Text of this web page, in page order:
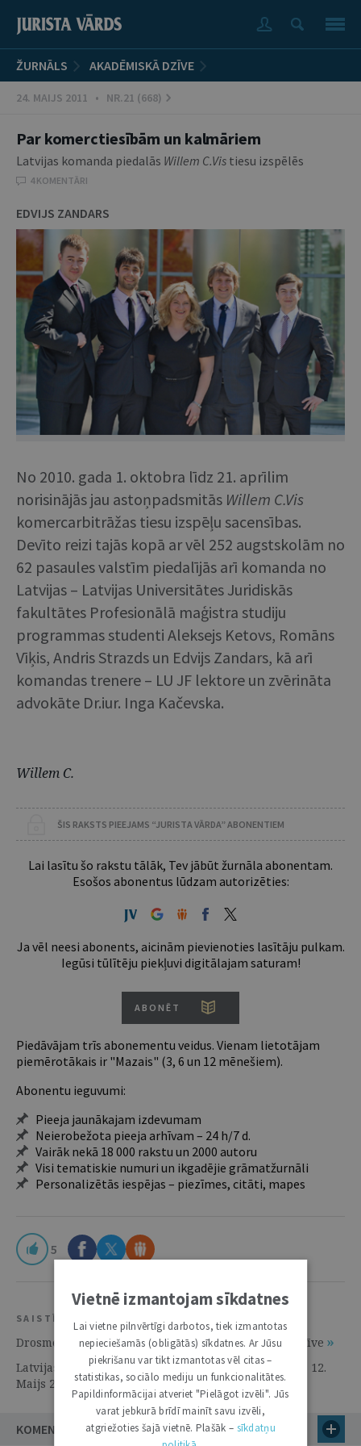
ŽURNĀLS AKADĒMISKĀ DZĪVE
24. MAIJS 2011 • NR.21 (668)
Par komerctiesībām un kalmāriem
Latvijas komanda piedalās Willem C.Vis tiesu izspēlēs
4 KOMENTĀRI
EDVIJS ZANDARS
No 2010. gada 1. oktobra līdz 21. aprīlim
norisinājās jau astoņpadsmitās Willem C.Vis
komercarbitrāžas tiesu izspēļu sacensības.
Devīto reizi tajās kopā ar vēl 252 augstskolām no
62 pasaules valstīm piedalījās arī komanda no
Latvijas – Latvijas Universitātes Juridiskās
fakultātes Profesionālā maģistra studiju
programmas studenti Aleksejs Ketovs, Romāns
Vīķis, Andris Strazds un Edvijs Zandars, kā arī
komandas trenere – LU JF lektore un zvērināta
advokāte Dr.iur. Inga Kačevska.
Willem C.
ŠIS RAKSTS PIEEJAMS “JURISTA VĀRDA” ABONENTIEM
Lai lasītu šo rakstu tālāk, Tev jābūt žurnāla abonentam.
Esošos abonentus lūdzam autorizēties:
Ja vēl neesi abonents, aicinām pievienoties lasītāju pulkam.
Iegūsi tūlītēju piekļuvi digitālajam saturam!
ABONĒT
Piedāvājam trīs abonementu veidus. Vienam lietotājam
piemērotākais ir "Mazais" (3, 6 un 12 mēnešiem).
Abonentu ieguvumi:
Pieeja jaunākajam izdevumam
Neierobežota pieeja arhīvam – 24 h/7 d.
Vairāk nekā 18 000 rakstu un 2000 autoru
Visi tematiskie numuri un ikgadējie grāmatžurnāli
Personalizētās iespējas – piezīmes, citāti, mapes
5
SAISTĪTIE RESURSI
Drosme piedalīties | 8. Jūnijs 2010 | Akadēmiskā dzīve
Latvijas Universitātes studenti tiesu izspēlēs Vīnē | 12.
Maijs 2009 | Akadēmiskā dzīve
KOMENTĀRI (4)
Vietnē izmantojam sīkdatnes
Lai vietne pilnvērtīgi darbotos, tiek izmantotas
nepieciešamās (obligātās) sīkdatnes. Ar Jūsu
piekrišanu var tikt izmantotas vēl citas –
statistikas, sociālo mediju un funkcionalitātes.
Papildinformācijai atveriet "Pielāgot izvēli". Jūs
varat jebkurā brīdī mainīt savu izvēli,
atgriežoties šajā vietnē. Plašāk – sīkdatņu